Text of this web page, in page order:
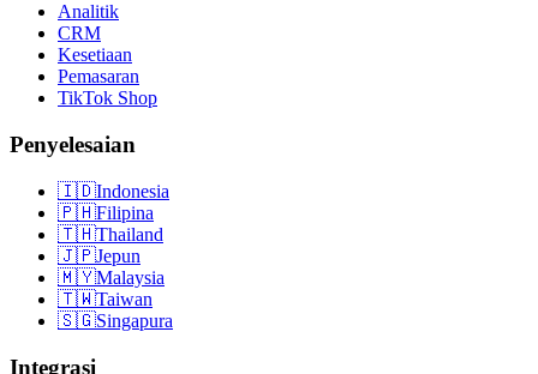
Analitik
CRM
Kesetiaan
Pemasaran
TikTok Shop
Penyelesaian
🇮🇩Indonesia
🇵🇭Filipina
🇹🇭Thailand
🇯🇵Jepun
🇲🇾Malaysia
🇹🇼Taiwan
🇸🇬Singapura
Integrasi